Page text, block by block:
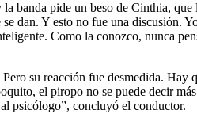
banda pide un beso de Cinthia,
dan. Y esto no fue una discusión.
Como la conozco, nunca
su reacción fue desmedida. Hay
el piropo no se puede decir
psicólogo”, concluyó el conductor.